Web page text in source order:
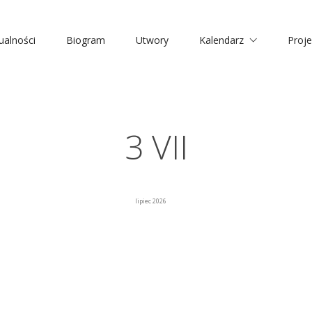
Biogram Utwory Kalendarz
3 VII
lipiec 2026